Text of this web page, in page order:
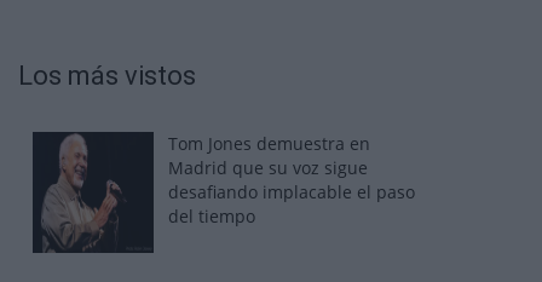
Los más vistos
Tom Jones demuestra en
Madrid que su voz sigue
desafiando implacable el paso
del tiempo